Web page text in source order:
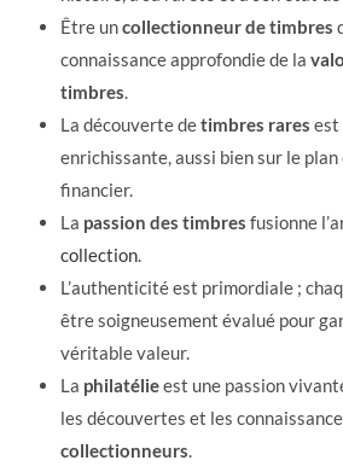
Être uncollectionneur de timbres
connaissance approfondie de la
timbres
La découverte detimbres rares est
enrichissante, aussi bien sur le
financier.
La passion des timbres fusionne
collection
L’authenticité est primordiale ;
être soigneusement évalué pour
véritable valeur.
La philatélieest une passion
les découvertes et les
collectionneurs